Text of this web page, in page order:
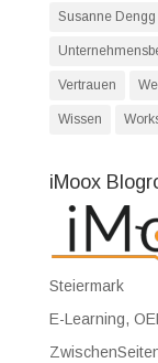
Susanne Dengg
Vertrauen
Wissen
iMoox
Steiermark
E-Learning,